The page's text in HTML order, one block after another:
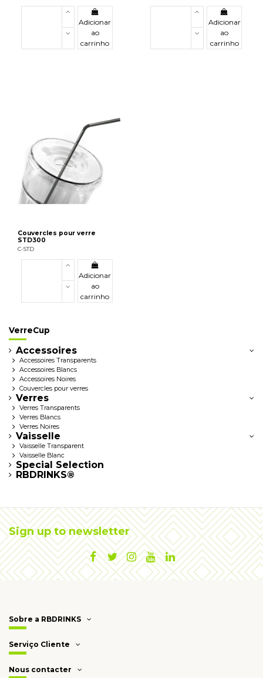
Adicionar
ao
carrinho
Adicionar
ao
carrinho
Couvercles pour verre
STD300
C-STD
Adicionar
ao
carrinho
VerreCup
Accessoires
Accessoires Transparents
Accessoires Blancs
Accessoires Noires
Couvercles pour verres
Verres
Verres Transparents
Verres Blancs
Verres Noires
Vaisselle
Vaisselle Transparent
Vaisselle Blanc
Special Selection
RBDRINKS®
Sign up to newsletter
Sobre a RBDRINKS
Serviço Cliente
Nous contacter